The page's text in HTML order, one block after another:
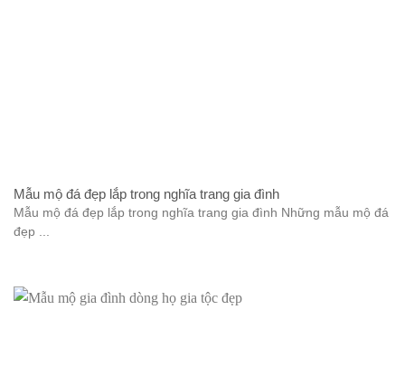
Mẫu mộ đá đẹp lắp trong nghĩa trang gia đình
Mẫu mộ đá đẹp lắp trong nghĩa trang gia đình Những mẫu mộ đá
đẹp ...